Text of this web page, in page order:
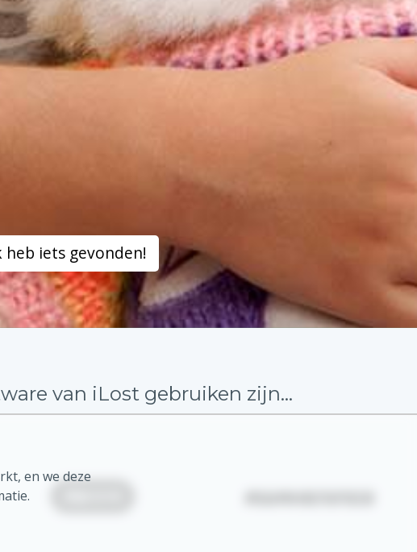
heb iets gevonden!
van iLost gebruiken zijn...
en we deze